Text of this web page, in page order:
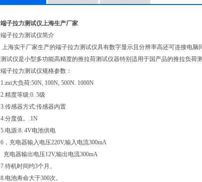
端子拉力测试仪上海生产厂家
端子拉力测试仪简介
上海实干厂家生产的端子拉力测试仪具有数字显示且分辨率高还可连接电
测试仪是小型多功能高精度的推拉荷测试仪器特别适用于国产品的推拉负荷
端子拉力测试仪规格参数：
1.zui大负荷:50N, 100N, 500N. 1000N
2.精度等级:0. 5级
3.传感器方式:传感器内置
4.分度值。.1N
5.电源:8. 4V电池供电
6，充电器输入电压220V,输入电流300mA
充电器输出电压12V,输出电流300mA
7.待机时间约3个月。
8.电池寿命大于300次。